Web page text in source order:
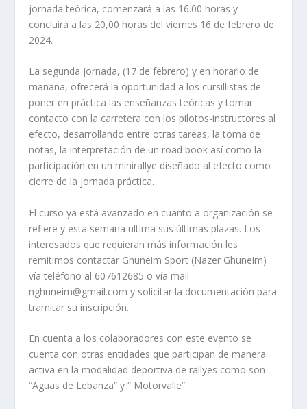
jornada teórica, comenzará a las 16.00 horas y
concluirá a las 20,00 horas del viernes 16 de febrero de
2024.
La segunda jornada, (17 de febrero) y en horario de
mañana, ofrecerá la oportunidad a los cursillistas de
poner en práctica las enseñanzas teóricas y tomar
contacto con la carretera con los pilotos-instructores al
efecto, desarrollando entre otras tareas, la toma de
notas, la interpretación de un road book así como la
participación en un minirallye diseñado al efecto como
cierre de la jornada práctica.
El curso ya está avanzado en cuanto a organización se
refiere y esta semana ultima sus últimas plazas. Los
interesados que requieran más información les
remitimos contactar Ghuneim Sport (Nazer Ghuneim)
vía teléfono al 607612685 o vía mail
nghuneim@gmail.com y solicitar la documentación para
tramitar su inscripción.
En cuenta a los colaboradores con este evento se
cuenta con otras entidades que participan de manera
activa en la modalidad deportiva de rallyes como son
“Aguas de Lebanza” y “ Motorvalle”.